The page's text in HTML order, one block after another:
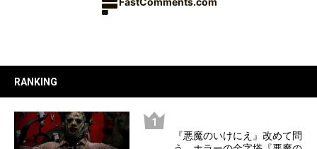
RANKING
『悪魔のいけにえ』改めて問